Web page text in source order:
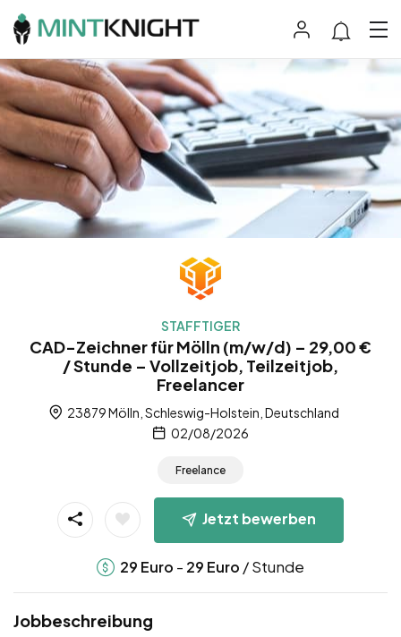
STAFFTIGER
CAD-Zeichner für Mölln (m/w/d) – 29,00 €
/ Stunde – Vollzeitjob, Teilzeitjob,
Freelancer
23879 Mölln, Schleswig-Holstein, Deutschland
02/08/2026
Freelance
Jetzt bewerben
29 Euro - 29 Euro / Stunde
Jobbeschreibung